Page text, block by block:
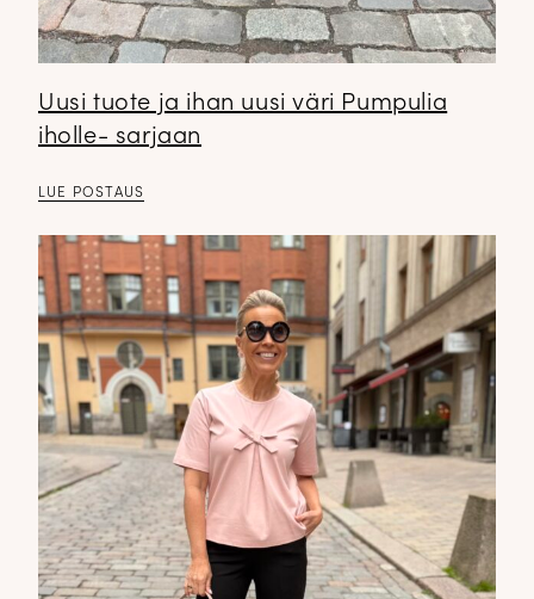
Uusi tuote ja ihan uusi väri Pumpulia
iholle- sarjaan
LUE POSTAUS